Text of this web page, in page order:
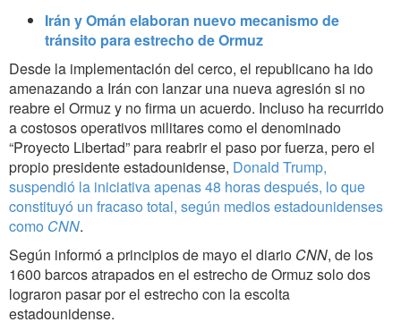
Irán y Omán elaboran nuevo mecanismo de
tránsito para estrecho de Ormuz
Desde la implementación del cerco, el republicano ha ido
amenazando a Irán con lanzar una nueva agresión si no
reabre el Ormuz y no firma un acuerdo. Incluso ha recurrido
a costosos operativos militares como el denominado
“Proyecto Libertad” para reabrir el paso por fuerza, pero el
propio presidente estadounidense, Donald Trump,
suspendió la iniciativa apenas 48 horas después, lo que
constituyó un fracaso total, según medios estadounidenses
como CNN.
Según informó a principios de mayo el diario CNN, de los
1600 barcos atrapados en el estrecho de Ormuz solo dos
lograron pasar por el estrecho con la escolta
estadounidense.